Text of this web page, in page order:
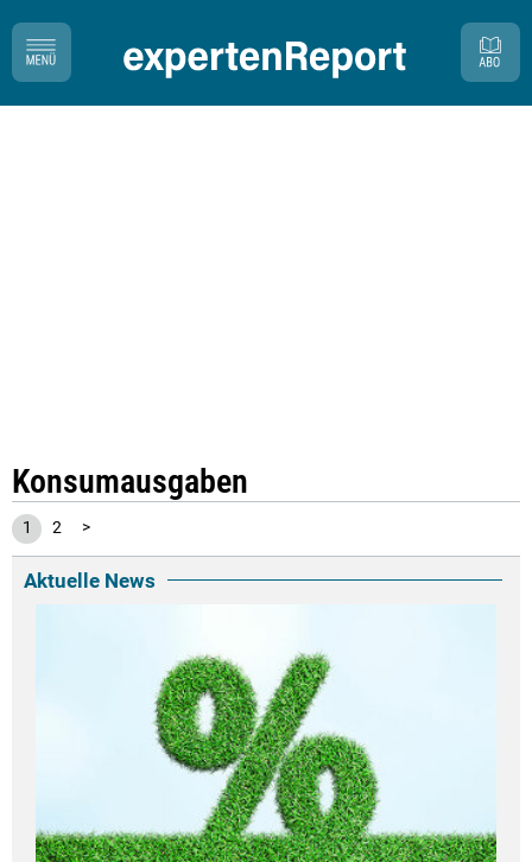
Konsumausgaben
1 2 >
Aktuelle News